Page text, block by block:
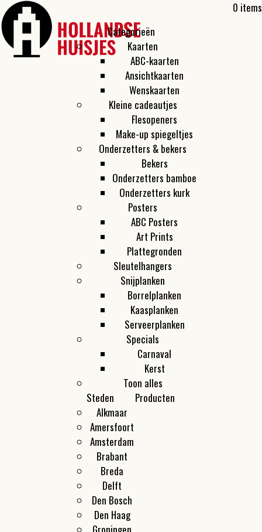
0 items
Categorieën
Kaarten
ABC-kaarten
Ansichtkaarten
Wenskaarten
Kleine cadeautjes
Flesopeners
Make-up spiegeltjes
Onderzetters & bekers
Bekers
Onderzetters bamboe
Onderzetters kurk
Posters
ABC Posters
Art Prints
Plattegronden
Sleutelhangers
Snijplanken
Borrelplanken
Kaasplanken
Serveerplanken
Specials
Carnaval
Kerst
Toon alles
Steden
Alkmaar
Amersfoort
Amsterdam
Brabant
Breda
Delft
Den Bosch
Den Haag
Producten